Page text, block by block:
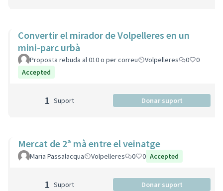
Convertir el mirador de Volpelleres en un
mini-parc urbà
Proposta rebuda al 010 o per correu Volpelleres 0
0
Accepted
1 Suport Donar suport
Mercat de 2ª mà entre el veinatge
Maria Passalacqua Volpelleres 0 0 Accepted
1 Suport Donar suport